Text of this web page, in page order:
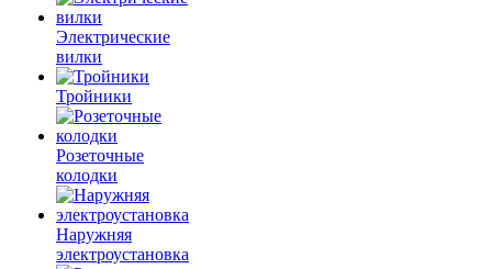
Электрические
вилки
Тройники
Розеточные
колодки
Наружняя
электроустановка